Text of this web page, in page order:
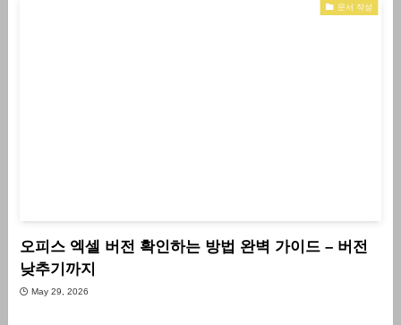
문서 작성
오피스 엑셀 버전 확인하는 방법 완벽 가이드 – 버전
낮추기까지
May 29, 2026